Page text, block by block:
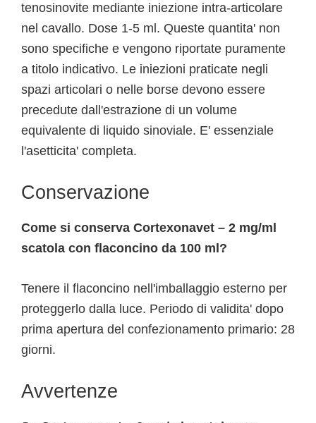
tenosinovite mediante iniezione intra-articolare
nel cavallo. Dose 1-5 ml. Queste quantita' non
sono specifiche e vengono riportate puramente
a titolo indicativo. Le iniezioni praticate negli
spazi articolari o nelle borse devono essere
precedute dall'estrazione di un volume
equivalente di liquido sinoviale. E' essenziale
l'asetticita' completa.
Conservazione
Come si conserva Cortexonavet – 2 mg/ml
scatola con flaconcino da 100 ml?
Tenere il flaconcino nell'imballaggio esterno per
proteggerlo dalla luce. Periodo di validita' dopo
prima apertura del confezionamento primario: 28
giorni.
Avvertenze